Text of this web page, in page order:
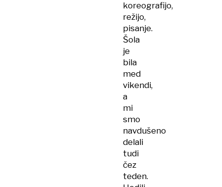
koreografijo,
režijo,
pisanje.
Šola
je
bila
med
vikendi,
a
mi
smo
navdušeno
delali
tudi
čez
teden.